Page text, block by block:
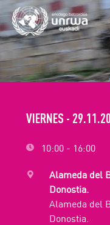
VIERNES -
10:00 - 16:00
Alameda del
Donostia.
Alameda del
Donostia.